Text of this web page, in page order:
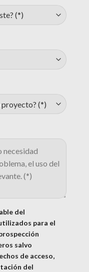
del
para el
salvo
de acceso,
del